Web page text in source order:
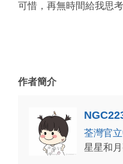
可惜，再無時間給我思
作者簡介
荃灣官
星星和